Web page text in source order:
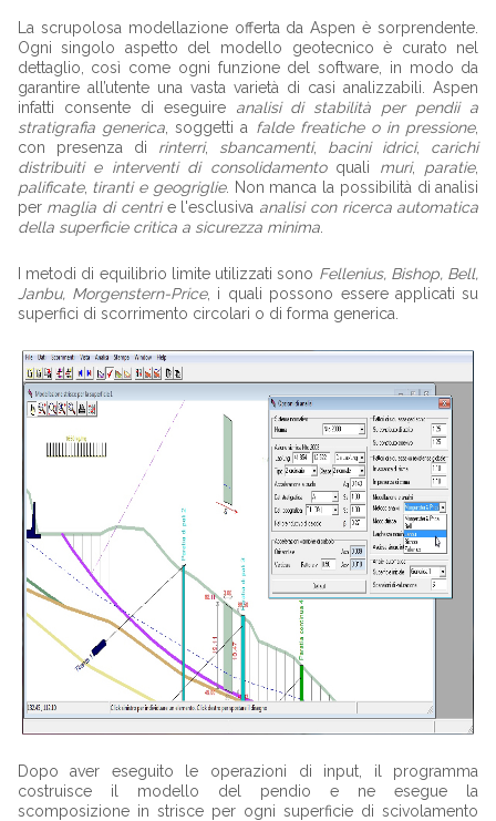
La scrupolosa modellazione offerta da Aspen è sorprendente.
Ogni singolo aspetto del modello geotecnico è curato nel
dettaglio, così come ogni funzione del software, in modo da
garantire all’utente una vasta varietà di casi analizzabili. Aspen
infatti consente di eseguire analisi di stabilità per pendii a
stratigrafia generica, soggetti a falde freatiche o in pressione,
con presenza di rinterri, sbancamenti, bacini idrici, carichi
distribuiti e interventi di consolidamentoquali muri, paratie,
palificate, tiranti e geogriglie. Non manca la possibilità di analisi
per maglia di centrie l'esclusiva analisi con ricerca automatica
della superficie critica a sicurezza minima.
I metodi di equilibrio limite utilizzati sono Fellenius, Bishop, Bell,
Janbu, Morgenstern-Price, i quali possono essere applicati su
superfici di scorrimento circolari o di forma generica.
Dopo aver eseguito le operazioni di input, il programma
costruisce il modello del pendio e ne esegue la
scomposizione in strisce per ogni superficie di scivolamento